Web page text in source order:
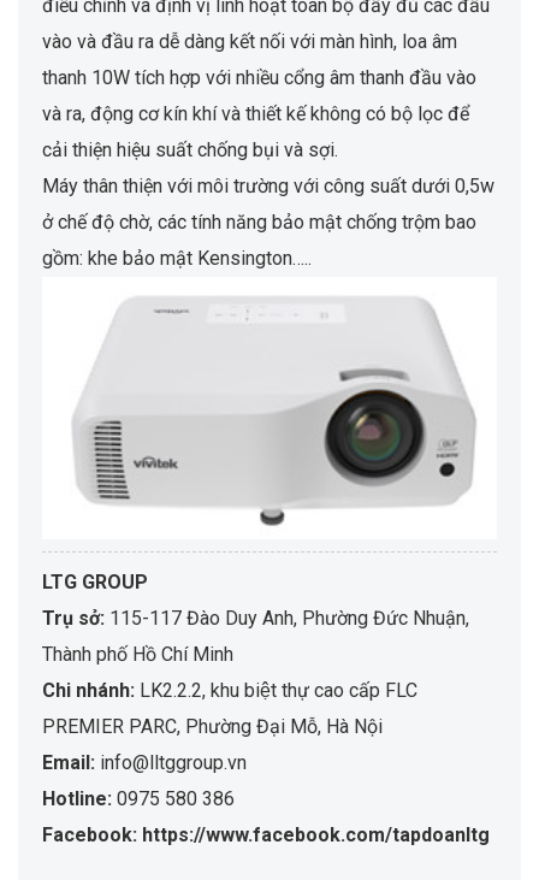
điều chỉnh và định vị linh hoạt toàn bộ đầy đủ các đầu
vào và đầu ra dễ dàng kết nối với màn hình, loa âm
thanh 10W tích hợp với nhiều cổng âm thanh đầu vào
và ra, động cơ kín khí và thiết kế không có bộ lọc để
cải thiện hiệu suất chống bụi và sợi.
Máy thân thiện với môi trường với công suất dưới 0,5w
ở chế độ chờ, các tính năng bảo mật chống trộm bao
gồm: khe bảo mật Kensington…..
LTG GROUP
Trụ sở: 115-117 Đào Duy Anh, Phường Đức Nhuận,
Thành phố Hồ Chí Minh
Chi nhánh: LK2.2.2, khu biệt thự cao cấp FLC
PREMIER PARC, Phường Đại Mỗ, Hà Nội
Email: info@lltggroup.vn
Hotline: 0975 580 386
Facebook: https://www.facebook.com/tapdoanltg